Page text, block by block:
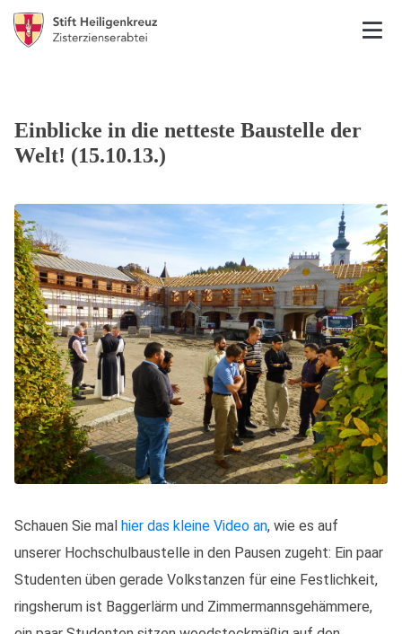
Einblicke in die netteste Baustelle der
Welt! (15.10.13.)
Schauen Sie mal hier das kleine Video an, wie es auf
unserer Hochschulbaustelle in den Pausen zugeht: Ein paar
Studenten üben gerade Volkstanzen für eine Festlichkeit,
ringsherum ist Baggerlärm und Zimmermannsgehämmere,